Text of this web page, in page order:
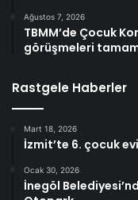
Ağustos 7, 2026
TBMM’de Çocuk
görüşmeleri
Rastgele Haberler
Mart 18, 2026
İzmit’te 6. çocuk
Ocak 30, 2026
İnegöl